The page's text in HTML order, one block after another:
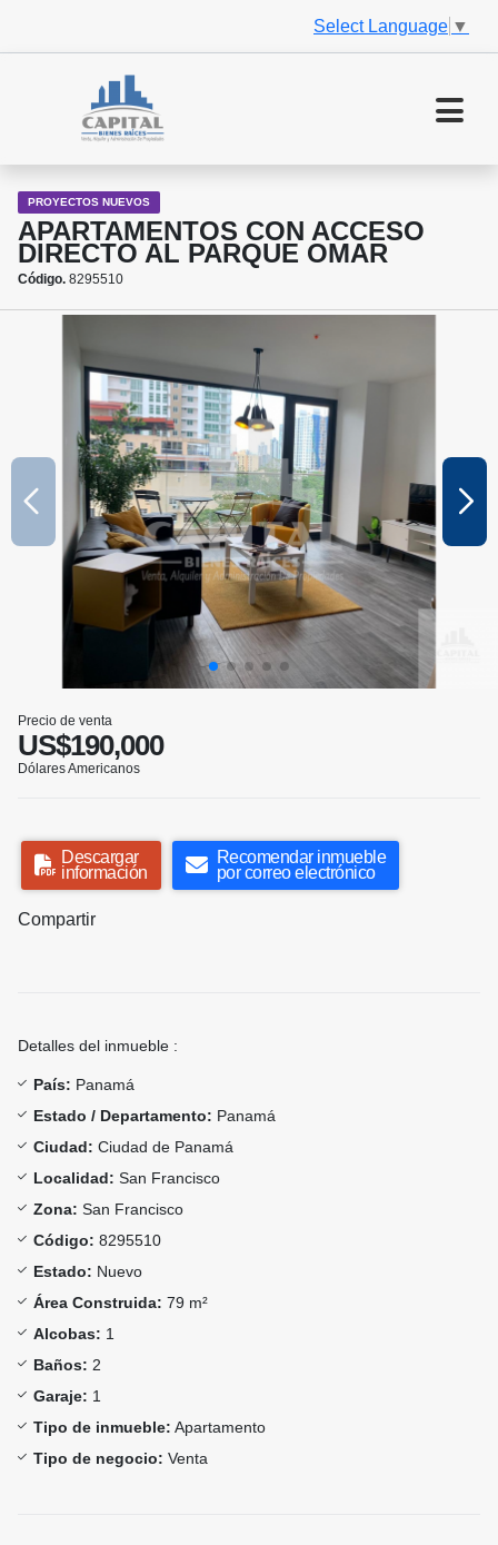
Select Language ▼
PROYECTOS NUEVOS
APARTAMENTOS CON ACCESO
DIRECTO AL PARQUE OMAR
Código. 8295510
Precio de venta
US$190,000
Dólares Americanos
Descargar
información
Recomendar inmueble
por correo electrónico
Compartir
Detalles del inmueble :
País: Panamá
Estado / Departamento: Panamá
Ciudad: Ciudad de Panamá
Localidad: San Francisco
Zona: San Francisco
Código: 8295510
Estado: Nuevo
Área Construida: 79 m²
Alcobas: 1
Baños: 2
Garaje: 1
Tipo de inmueble: Apartamento
Tipo de negocio: Venta